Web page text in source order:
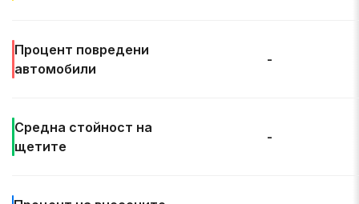
Процент повредени
автомобили
-
Средна стойност на
щетите
-